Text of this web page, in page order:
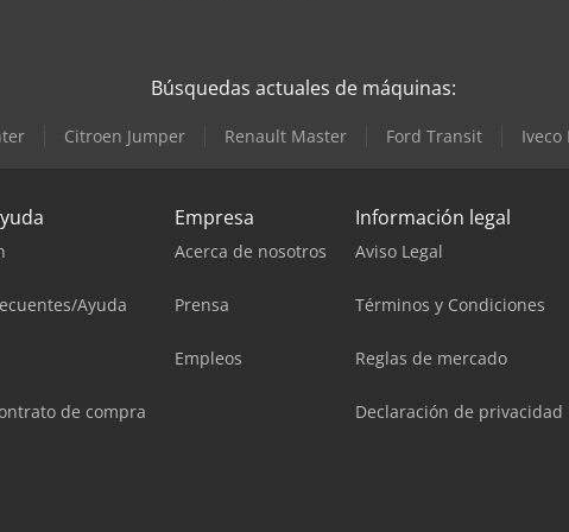
Búsquedas actuales de máquinas:
Citroen Jumper Renault Master Ford Transit Iveco
Ayuda
de compra
Empresa
Acerca de nosotros
Prensa
Empleos
Información legal
Aviso Legal
Términos y Condiciones
Reglas de mercado
Declaración de privacidad